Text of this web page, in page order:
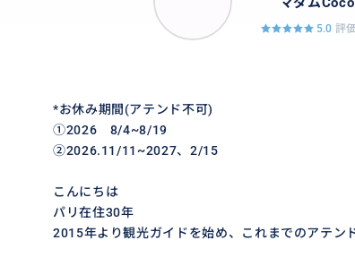
5.0 評
*お休み期間(アテンド不可)
➀2026 8/4~8/19
②2026.11/11~2027、2/15
こんにちは
パリ在住30年
2015年より観光ガイドを始め、これまでのアテン